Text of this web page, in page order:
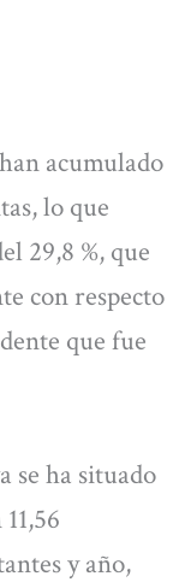
acumulado
lo que
29,8 %, que
con respecto
que fue
se ha situado
y año,